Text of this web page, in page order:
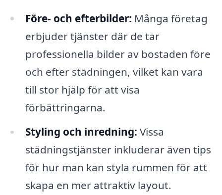
Före- och efterbilder: Många företag
erbjuder tjänster där de tar
professionella bilder av bostaden före
och efter städningen, vilket kan vara
till stor hjälp för att visa
förbättringarna.
Styling och inredning: Vissa
städningstjänster inkluderar även tips
för hur man kan styla rummen för att
skapa en mer attraktiv layout.